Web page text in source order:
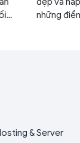
những
& Server